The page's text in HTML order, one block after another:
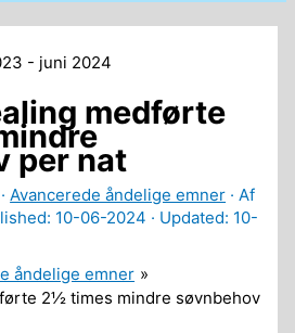
medførte
per nat
· Avancerede åndelige emner · Af
10-06-2024 · Updated: 10-
åndelige emner
2½ times mindre søvnbehov